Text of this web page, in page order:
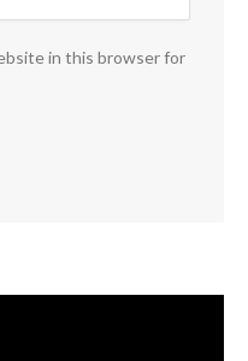
in this browser for